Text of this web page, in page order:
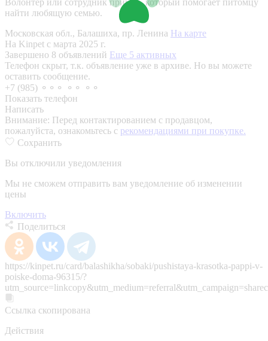
найти любящую семью.
Московская обл., Балашиха, пр. Ленина На карте
На Kinpet c марта 2025 г.
Завершено 8 объявлений Еще 5 активных
Телефон скрыт, т.к. объявление уже в архиве. Но вы можете
оставить сообщение.
+7 (985) ⚬⚬⚬ ⚬⚬ ⚬⚬
Показать телефон
Написать
Внимание: Перед контактированием с продавцом,
пожалуйста, ознакомьтесь с рекомендациями при покупке.
Сохранить
Вы отключили уведомления
Мы не сможем отправить вам уведомление об изменении
цены
Включить
Поделиться
https://kinpet.ru/card/balashikha/sobaki/pushistaya-krasotka-pappi-v-
poiske-doma-96315/?
Ссылка скопирована
Действия